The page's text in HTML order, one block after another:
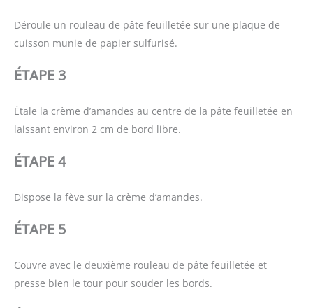
Déroule un rouleau de pâte feuilletée sur une plaque de
cuisson munie de papier sulfurisé.
ÉTAPE 3
Étale la crème d’amandes au centre de la pâte feuilletée en
laissant environ 2 cm de bord libre.
ÉTAPE 4
Dispose la fève sur la crème d’amandes.
ÉTAPE 5
Couvre avec le deuxième rouleau de pâte feuilletée et
presse bien le tour pour souder les bords.